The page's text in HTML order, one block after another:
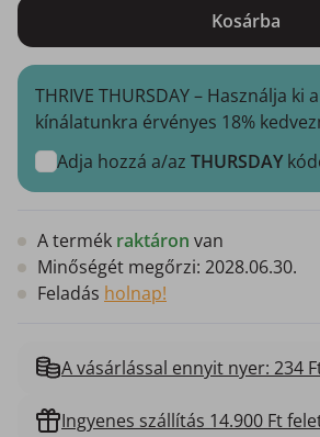
Kosárba
THRIVE THURSDAY – Használja ki
kínálatunkra érvényes 18%
Adja hozzá a/az THURSDAY
A termék raktáron van
Minőségét megőrzi: 2028.06.30.
Feladás holnap!
A vásárlással ennyit nyer: 234
Ingyenes szállítás 14.900 Ft